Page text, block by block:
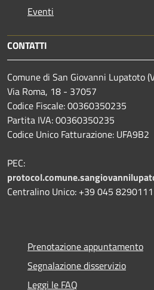
Eventi
CONTATTI
Comune di San Giovanni Lupatoto
Via Roma, 18 - 37057
Codice Fiscale: 00360350235
Partita IVA: 00360350235
Codice Unico Fatturazione: UFA9B2
PEC:
Centralino Unico: +39 045 8290111
Prenotazione appuntamento
Segnalazione disservizio
Leggi le FAQ